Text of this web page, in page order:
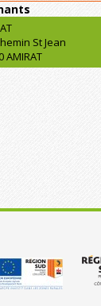
St Jean
AMIRAT